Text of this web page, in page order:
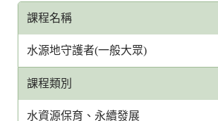
課程名稱
水源地守護者(一般大眾)
課程類別
水資源保育、永續發展